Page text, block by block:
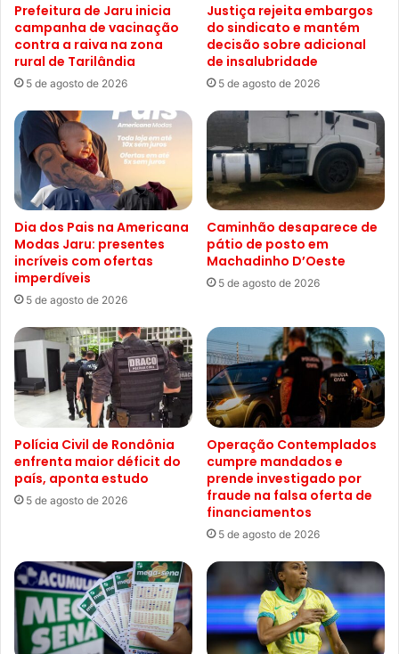
Prefeitura de Jaru inicia
campanha de vacinação
contra a raiva na zona
rural de Tarilândia
5 de agosto de 2026
Justiça rejeita embargos
do sindicato e mantém
decisão sobre adicional
de insalubridade
5 de agosto de 2026
Dia dos Pais na Americana
Modas Jaru: presentes
incríveis com ofertas
imperdíveis
5 de agosto de 2026
Caminhão desaparece de
pátio de posto em
Machadinho D’Oeste
5 de agosto de 2026
Polícia Civil de Rondônia
enfrenta maior déficit do
país, aponta estudo
5 de agosto de 2026
Operação Contemplados
cumpre mandados e
prende investigado por
fraude na falsa oferta de
financiamentos
5 de agosto de 2026